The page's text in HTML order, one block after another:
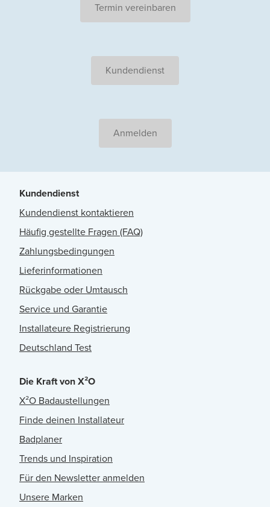
Termin vereinbaren
Kundendienst
Anmelden
Kundendienst
Kundendienst kontaktieren
Häufig gestellte Fragen (FAQ)
Zahlungsbedingungen
Lieferinformationen
Rückgabe oder Umtausch
Service und Garantie
Installateure Registrierung
Deutschland Test
Die Kraft von X²O
X²O Badaustellungen
Finde deinen Installateur
Badplaner
Trends und Inspiration
Für den Newsletter anmelden
Unsere Marken